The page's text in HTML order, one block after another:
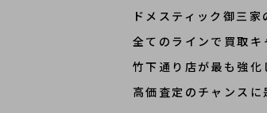
ドメスティック御三家
全てのラインで買取キ
竹下通り店が最も強化
高価査定のチャンスに